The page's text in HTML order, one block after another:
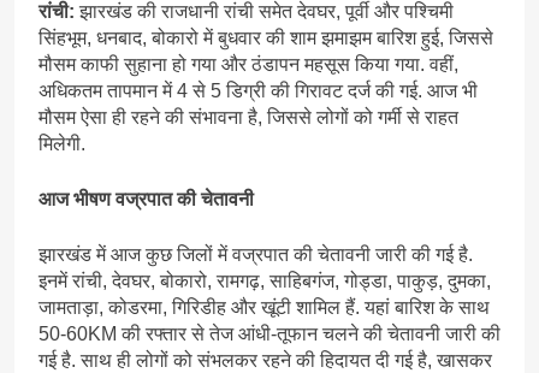
रांची: झारखंड की राजधानी रांची समेत देवघर, पूर्वी और पश्चिमी
सिंहभूम, धनबाद, बोकारो में बुधवार की शाम झमाझम बारिश हुई, जिससे
मौसम काफी सुहाना हो गया और ठंडापन महसूस किया गया. वहीं,
अधिकतम तापमान में 4 से 5 डिग्री की गिरावट दर्ज की गई. आज भी
मौसम ऐसा ही रहने की संभावना है, जिससे लोगों को गर्मी से राहत
मिलेगी.
आज भीषण वज्रपात की चेतावनी
झारखंड में आज कुछ जिलों में वज्रपात की चेतावनी जारी की गई है.
इनमें रांची, देवघर, बोकारो, रामगढ़, साहिबगंज, गोड्डा, पाकुड़, दुमका,
जामताड़ा, कोडरमा, गिरिडीह और खूंटी शामिल हैं. यहां बारिश के साथ
50-60KM की रफ्तार से तेज आंधी-तूफान चलने की चेतावनी जारी की
गई है. साथ ही लोगों को संभलकर रहने की हिदायत दी गई है, खासकर